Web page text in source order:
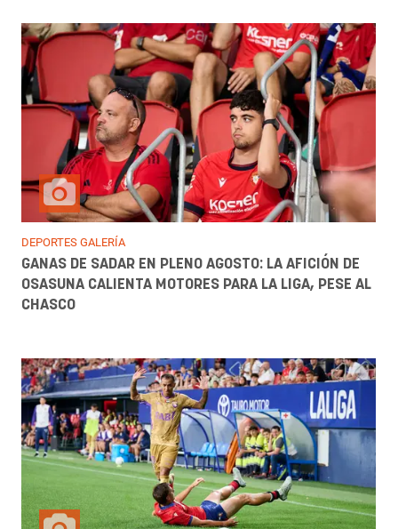
DEPORTES GALERÍA
GANAS DE SADAR EN PLENO AGOSTO: LA AFICIÓN DE
OSASUNA CALIENTA MOTORES PARA LA LIGA, PESE AL
CHASCO